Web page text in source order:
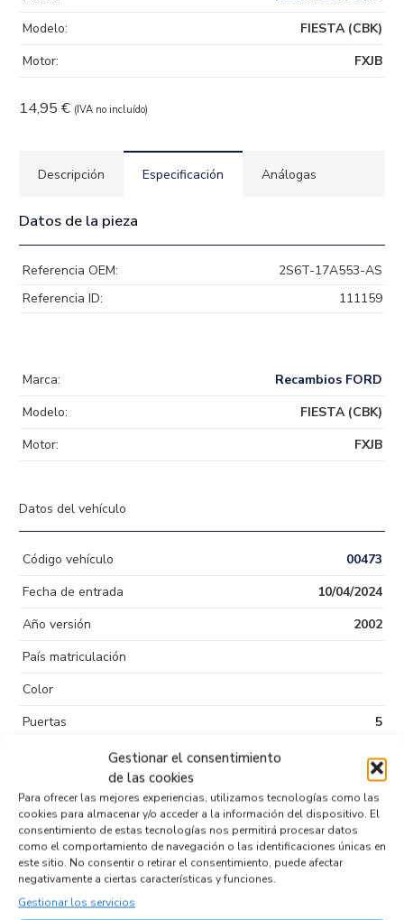
Gestionar el consentimiento
de las cookies
Para ofrecer las mejores experiencias, utilizamos tecnologías como las
cookies para almacenar y/o acceder a la información del dispositivo. El
consentimiento de estas tecnologías nos permitirá procesar datos
como el comportamiento de navegación o las identificaciones únicas en
este sitio. No consentir o retirar el consentimiento, puede afectar
negativamente a ciertas características y funciones.
Gestionar los servicios
14,95 € (IVA no incluído)
Modelo:
FIESTA (CBK)
Motor:
FXJB
Descripción Especificación Análogas
Datos de la pieza
Referencia OEM:
2S6T-17A553-AS
Referencia ID:
111159
Marca:
Recambios FORD
Modelo:
FIESTA (CBK)
Motor:
FXJB
Datos del vehículo
Código vehículo
00473
Fecha de entrada
10/04/2024
Año versión
2002
País matriculación
Color
Puertas
5
Sin plomo 95
Código motor
FXJB
Código cambio